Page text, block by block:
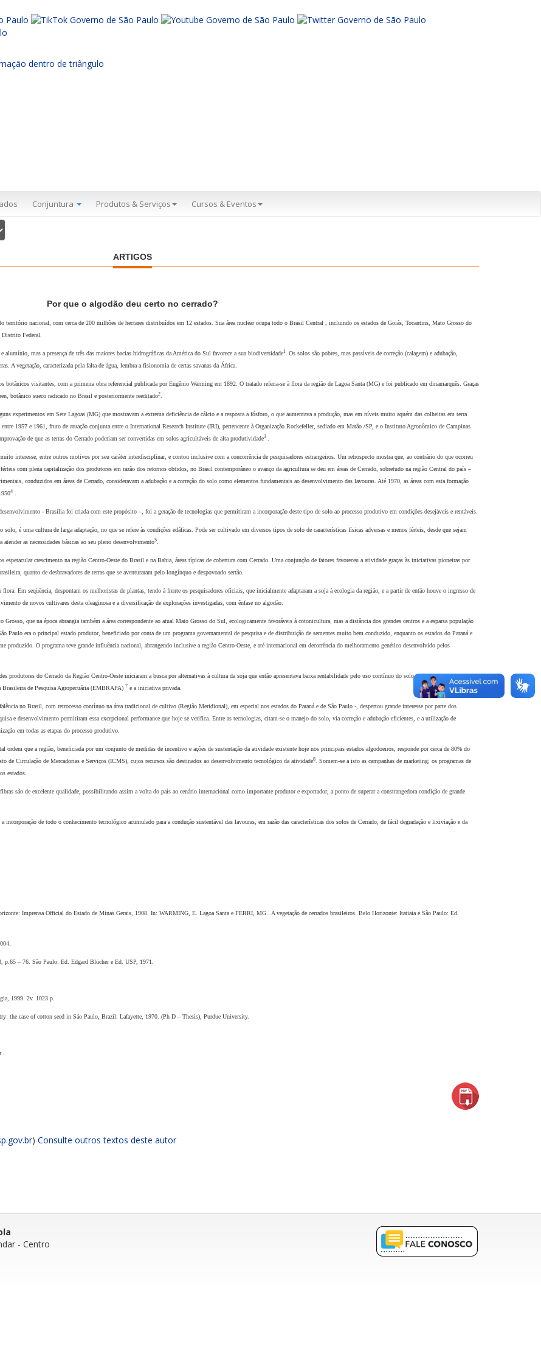
Conjuntura Produtos & Serviços Cursos & Eventos
ARTIGOS
Por que o algodão deu certo no cerrado?
território nacional, com cerca de 200 milhões de hectares distribuídos em 12 estados. Sua área nuclear ocupa todo o Brasil Central , incluindo os estados de Goiás, Tocantins, Mato Grosso do
Federal.
mas a presença de três das maiores bacias hidrográficas da América do Sul favorece a sua biodiversidade1 Os solos são pobres, mas passíveis de correção (calagem) e adubação,
A vegetação, caracterizada pela falta de água, lembra a fisionomia de certas savanas da África.
botânicos visitantes, com a primeira obra referencial publicada por Eugênio Warming em 1892. O tratado referia-se à flora da região de Lagoa Santa (MG) e foi publicado em dinamarquês. Graças
botânico sueco radicado no Brasil e posteriormente reeditado2
experimentos em Sete Lagoas (MG) que mostravam a extrema deficiência de cálcio e a resposta a fósforo, o que aumentava a produção, mas em níveis muito aquém das colheitas em terra
1957 e 1961, fruto de atuação conjunta entre o International Research Institute (IRI), pertencente à Organização Rockefeller, sediado em Matão /SP, e o Instituto Agronômico de Campinas
de que as terras do Cerrado poderiam ser convertidas em solos agricultáveis de alta produtividade3
interesse, entre outros motivos por seu caráter interdisciplinar, e contou inclusive com a concorrência de pesquisadores estrangeiros. Um retrospecto mostra que, ao contrário do que ocorreu
com plena capitalização dos produtores em razão dos retornos obtidos, no Brasil contemporâneo o avanço da agricultura se deu em áreas de Cerrado, sobretudo na região Central do país –
conduzidos em áreas de Cerrado, consideravam a adubação e a correção do solo como elementos fundamentais ao desenvolvimento das lavouras. Até 1970, as áreas com esta formação
4
- Brasília foi criada com este propósito –, foi a geração de tecnologias que permitiram a incorporação deste tipo de solo ao processo produtivo em condições desejáveis e rentáveis.
é uma cultura de larga adaptação, no que se refere às condições edáficas. Pode ser cultivado em diversos tipos de solo de características físicas adversas e menos férteis, desde que sejam
atender as necessidades básicas ao seu pleno desenvolvimento5
crescimento na região Centro-Oeste do Brasil e na Bahia, áreas típicas de cobertura com Cerrado. Uma conjunção de fatores favoreceu a atividade graças às iniciativas pioneiras por
quanto de desbravadores de terras que se aventuraram pelo longínquo e despovoado sertão.
Em seqüência, despontam os melhoristas de plantas, tendo à frente os pesquisadores oficiais, que inicialmente adaptaram a soja à ecologia da região, e a partir de então houve o ingresso de
de novos cultivares desta oleaginosa e a diversificação de explorações investigadas, com ênfase no algodão.
que na época abrangia também a área correspondente ao atual Mato Grosso do Sul, ecologicamente favoráveis à cotonicultura, mas a distância dos grandes centros e a esparsa população
Paulo era o principal estado produtor, beneficiado por conta de um programa governamental de pesquisa e de distribuição de sementes muito bem conduzido, enquanto os estados do Paraná e
produzido. O programa teve grande influência nacional, abrangendo inclusive a região Centro-Oeste, e até internacional em decorrência do melhoramento genético desenvolvido pelos
produtores do Cerrado da Região Centro-Oeste iniciaram a busca por alternativas à cultura da soja que então apresentava baixa rentabilidade pelo uso contínuo do solo. Assim, foram iniciados
de Pesquisa Agropecuária (EMBRAPA) 7 e a iniciativa privada.
no Brasil, com retrocesso contínuo na área tradicional de cultivo (Região Meridional), em especial nos estados do Paraná e de São Paulo -, despertou grande interesse por parte dos
e desenvolvimento permitiram essa excepcional performance que hoje se verifica. Entre as tecnologias, citam-se o manejo do solo, via correção e adubação eficientes, e a utilização de
em todas as etapas do processo produtivo.
ordem que a região, beneficiada por um conjunto de medidas de incentivo e ações de sustentação da atividade existente hoje nos principais estados algodoeiros, responde por cerca de 80% do
Circulação de Mercadorias e Serviços (ICMS), cujos recursos são destinados ao desenvolvimento tecnológico da atividade8
. Somem-se a isto as campanhas de marketing; os programas de
estados.
são de excelente qualidade, possibilitando assim a volta do país ao cenário internacional como importante produtor e exportador, a ponto de superar a constrangedora condição de grande
de todo o conhecimento tecnológico acumulado para a condução sustentável das lavouras, em razão das características dos solos de Cerrado, de fácil degradação e lixiviação e da
Imprensa Official do Estado de Minas Gerais, 1908. In: WARMING, E. Lagoa Santa e FERRI, MG . A vegetação de cerrados brasileiros. Belo Horizonte: Itatiaia e São Paulo: Ed.
– 76. São Paulo: Ed. Edgard Blücher e Ed. USP, 1971.
1999. 2v. 1023 p.
the case of cotton seed in São Paulo, Brazil. Lafayette, 1970. (Ph D – Thesis), Purdue University.
) Consulte outros textos deste autor
- Centro